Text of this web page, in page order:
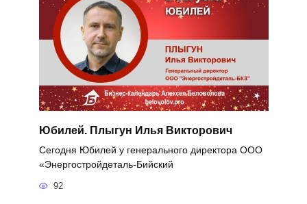
Юбилей. Плыгун Илья Викторович
Сегодня Юбилей у генерального директора ООО
«Энергостройдеталь-Бийский
92